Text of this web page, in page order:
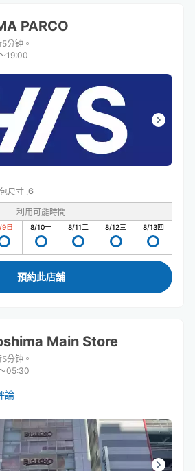
PARCO
分钟。
19:00
尺寸 :6
利用可能時間
9日 8/10一 8/11二 8/12三 8/13四
預約此店舖
Main Store
分钟。
05:30
論